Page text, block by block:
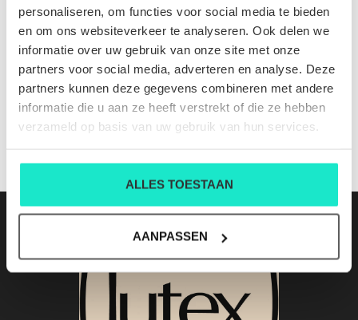
personaliseren, om functies voor social media te bieden
en om ons websiteverkeer te analyseren. Ook delen we
informatie over uw gebruik van onze site met onze
partners voor social media, adverteren en analyse. Deze
partners kunnen deze gegevens combineren met andere
informatie die u aan ze heeft verstrekt of die ze hebben
verzameld op basis van uw gebruik van hun services.
ALLES TOESTAAN
AANPASSEN
1704 cl 125
Nog niet gewaardeerd
0 sterren op basis van 0 beoordelingen